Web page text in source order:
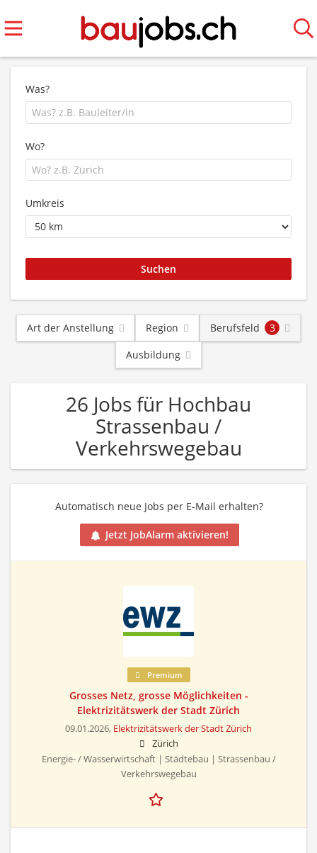
Was?
Wo?
Umkreis
Art der Anstellung Region Berufsfeld
3
Ausbildung
26 Jobs für Hochbau
Strassenbau /
Verkehrswegebau
Automatisch neue Jobs per E-Mail erhalten?
Jetzt JobAlarm aktivieren!
Premium
Grosses Netz, grosse Möglichkeiten -
Elektrizitätswerk der Stadt Zürich
09.01.2026, Elektrizitätswerk der Stadt Zürich
Zürich
Energie- / Wasserwirtschaft | Städtebau | Strassenbau /
Verkehrswegebau